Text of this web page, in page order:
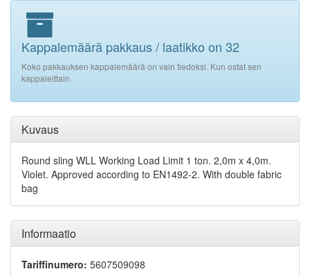
Kappalemäärä pakkaus / laatikko on 32
Koko pakkauksen kappalemäärä on vain tiedoksi. Kun ostat sen
kappaleittain.
Kuvaus
Round sling WLL Working Load Limit 1 ton. 2,0m x 4,0m.
Violet. Approved according to EN1492-2. With double fabric
bag
Informaatio
Tariffinumero: 5607509098